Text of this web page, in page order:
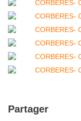
Partager